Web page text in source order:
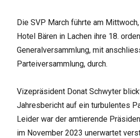
Die SVP March führte am
Hotel Bären in Lachen ihre 18.
Generalversammlung, mit
Parteiversammlung, durch.
Vizepräsident Donat Schwyter
Jahresbericht auf ein turbulentes
Leider war der amtierende
im November 2023 unerwartet